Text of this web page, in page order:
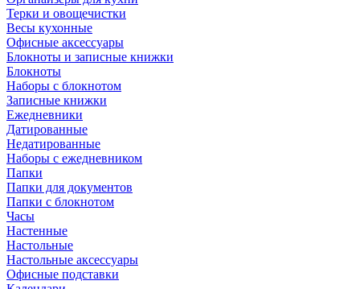
Терки и овощечистки
Весы кухонные
Офисные аксессуары
Блокноты и записные книжки
Блокноты
Наборы с блокнотом
Записные книжки
Ежедневники
Датированные
Недатированные
Наборы с ежедневником
Папки
Папки для документов
Папки с блокнотом
Часы
Настенные
Настольные
Настольные аксессуары
Офисные подставки